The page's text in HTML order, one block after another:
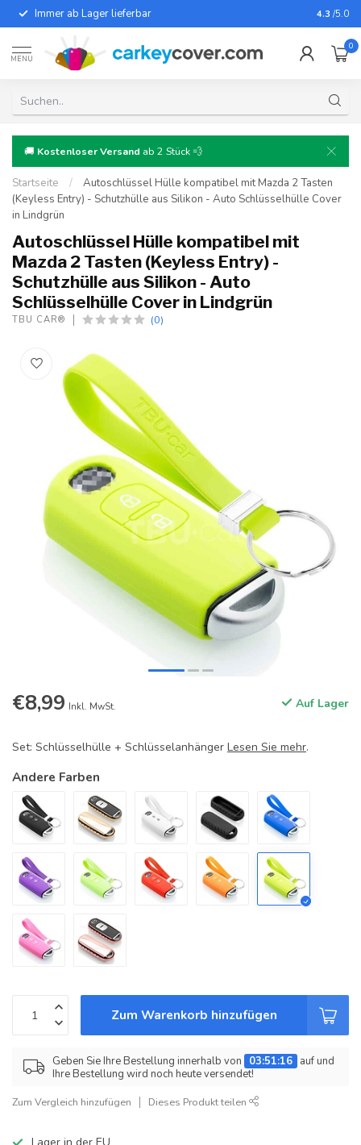
Immer ab Lager lieferbar Für fast
4.3 /5.0
MENU
0
🚚 Kostenloser Versand ab 2 Stück 💨
Startseite /
Autoschlüssel Hülle kompatibel mit Mazda 2 Tasten
(Keyless Entry) - Schutzhülle aus Silikon - Auto Schlüsselhülle Cover
in Lindgrün
Autoschlüssel Hülle kompatibel mit
Mazda 2 Tasten (Keyless Entry) -
Schutzhülle aus Silikon - Auto
Schlüsselhülle Cover in Lindgrün
TBU CAR® (0)
€8,99 Inkl. MwSt. Auf Lager
Set: Schlüsselhülle + Schlüsselanhänger Lesen Sie mehr.
Andere Farben
Zum Warenkorb hinzufügen
Geben Sie Ihre Bestellung innerhalb von 03:51:16 auf und
Ihre Bestellung wird noch heute versendet!
Zum Vergleich hinzufügen Dieses Produkt teilen